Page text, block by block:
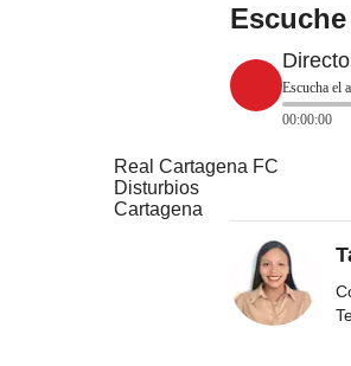
Directo
Escucha el
00:00:00
Real Cartagena FC
Disturbios
Cartagena